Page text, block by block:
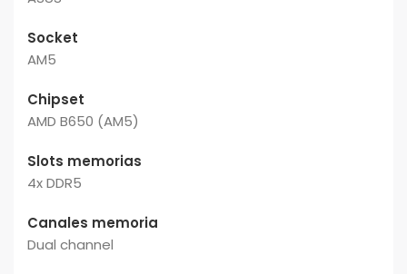
Socket
AM5
Chipset
AMD B650 (AM5)
Slots memorias
4x DDR5
Canales memoria
Dual channel